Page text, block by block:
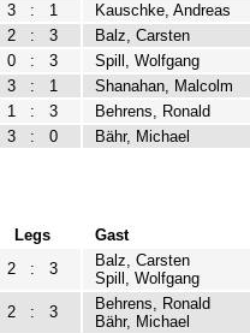
3 : 1
Kauschke, Andreas
2 : 3
Balz, Carsten
0 : 3
Spill, Wolfgang
3 : 1
Shanahan, Malcolm
1 : 3
Behrens, Ronald
3 : 0 Bähr, Michael
Legs
Gast
2 : 3
Balz, Carsten
Spill, Wolfgang
2 : 3
Behrens, Ronald
Bähr, Michael